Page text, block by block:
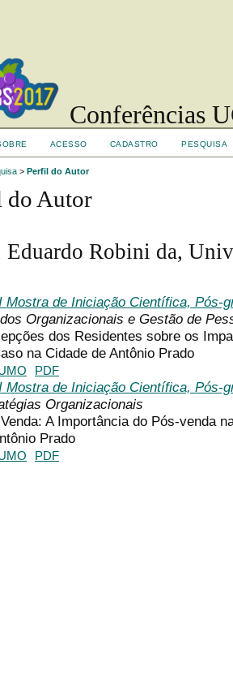
Conferências
ACESSO CADASTRO PESQUISA
> Perfil do Autor
do Autor
Eduardo Robini da,
Mostra de Iniciação Científica, Pós-
Organizacionais e Gestão de
dos Residentes sobre os
na Cidade de Antônio Prado
PDF
Mostra de Iniciação Científica, Pós-
Organizacionais
A Importância do Pós-venda
Prado
PDF